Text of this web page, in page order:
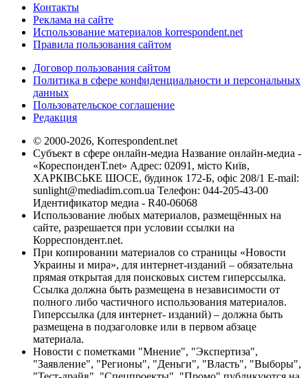
Контакты
Реклама на сайте
Использование материалов korrespondent.net
Правила пользования сайтом
Договор пользования сайтом
Политика в сфере конфиденциальности и персональных
данных
Пользовательское соглашение
Редакция
© 2000-2026, Korrespondent.net
Субъект в сфере онлайн-медиа Название онлайн-медиа -
«КореспонденТ.net» Адрес: 02091, місто Київ,
ХАРКІВСЬКЕ ШОСЕ, будинок 172-Б, офіс 208/1 E-mail:
sunlight@mediadim.com.ua Телефон: 044-205-43-00
Идентификатор медиа - R40-06068
Использование любых материалов, размещённых на
сайте, разрешается при условии ссылки на
Корреспондент.net.
При копировании материалов со страницы «Новости
Украины и мира», для интернет-изданий – обязательна
прямая открытая для поисковых систем гиперссылка.
Ссылка должна быть размещена в независимости от
полного либо частичного использования материалов.
Гиперссылка (для интернет- изданий) – должна быть
размещена в подзаголовке или в первом абзаце
материала.
Новости с пометками "Мнение", "Экспертиза",
"Заявление", "Регионы", "Деньги", "Власть", "Выборы",